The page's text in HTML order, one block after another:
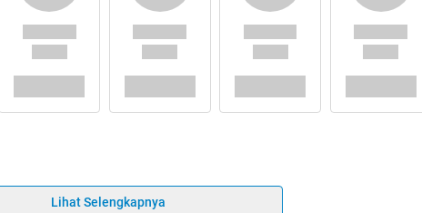
Lihat Selengkapnya